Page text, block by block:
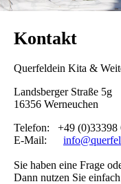
Kontakt
Querfeldein Kita &
Landsberger Straße 5g
16356 Werneuchen
Telefon: +49 (0)33398
E-Mail:
Sie haben eine Frage
Dann nutzen Sie